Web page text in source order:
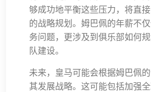
够成功地平衡这些压力，将直
的战略规划。姆巴佩的年薪不
务问题，更涉及到俱乐部如何
队建设。
未来，皇马可能会根据姆巴佩
其发展战略。这可能包括加强